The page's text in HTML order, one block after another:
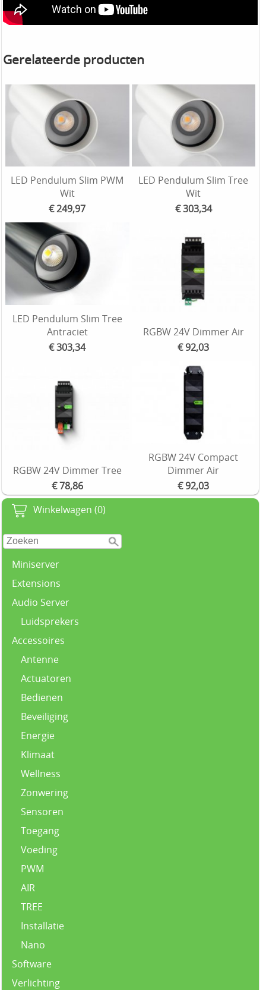
Winkelwagen (0)
Miniserver
Extensions
Audio Server
Luidsprekers
Accessoires
Antenne
Actuatoren
Bedienen
Beveiliging
Energie
Klimaat
Wellness
Zonwering
Sensoren
Toegang
Voeding
PWM
AIR
TREE
Installatie
Nano
Software
Verlichting
Gerelateerde producten
LED Pendulum Slim PWM
Wit
€ 249,97
LED Pendulum Slim Tree
Wit
€ 303,34
LED Pendulum Slim Tree
Antraciet
€ 303,34
RGBW 24V Dimmer Air
€ 92,03
RGBW 24V Dimmer Tree
€ 78,86
RGBW 24V Compact
Dimmer Air
€ 92,03